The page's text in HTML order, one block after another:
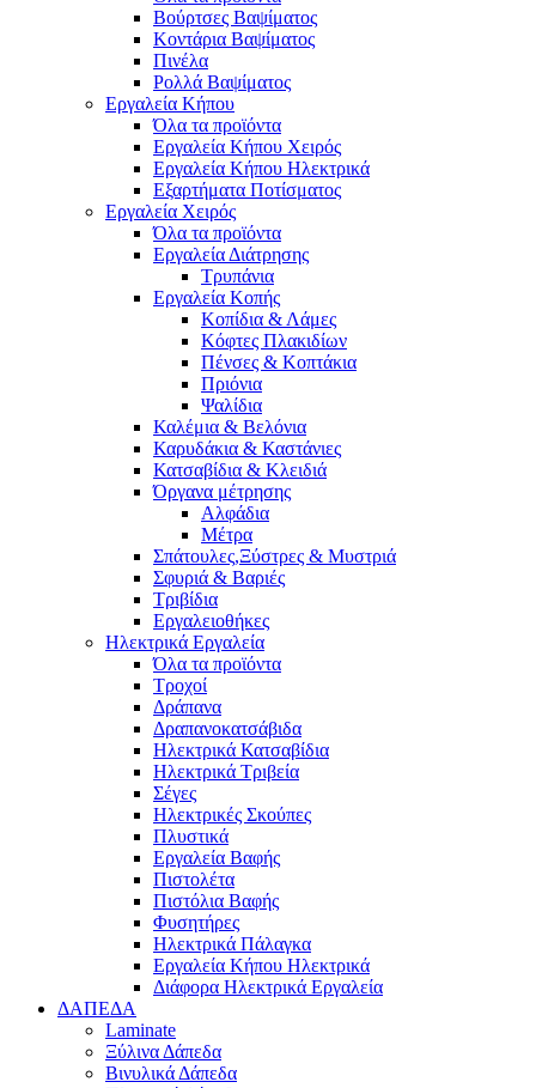
Βούρτσες Βαψίματος
Κοντάρια Βαψίματος
Πινέλα
Ρολλά Βαψίματος
Εργαλεία Κήπου
Όλα τα προϊόντα
Εργαλεία Κήπου Χειρός
Εργαλεία Κήπου Ηλεκτρικά
Εξαρτήματα Ποτίσματος
Εργαλεία Χειρός
Όλα τα προϊόντα
Εργαλεία Διάτρησης
Τρυπάνια
Εργαλεία Κοπής
Κοπίδια & Λάμες
Κόφτες Πλακιδίων
Πένσες & Κοπτάκια
Πριόνια
Ψαλίδια
Καλέμια & Βελόνια
Καρυδάκια & Καστάνιες
Κατσαβίδια & Κλειδιά
Όργανα μέτρησης
Αλφάδια
Μέτρα
Σπάτουλες,Ξύστρες & Μυστριά
Σφυριά & Βαριές
Τριβίδια
Εργαλειοθήκες
Ηλεκτρικά Εργαλεία
Όλα τα προϊόντα
Τροχοί
Δράπανα
Δραπανοκατσάβιδα
Ηλεκτρικά Κατσαβίδια
Ηλεκτρικά Τριβεία
Σέγες
Ηλεκτρικές Σκούπες
Πλυστικά
Εργαλεία Βαφής
Πιστολέτα
Πιστόλια Βαφής
Φυσητήρες
Ηλεκτρικά Πάλαγκα
Εργαλεία Κήπου Ηλεκτρικά
Διάφορα Ηλεκτρικά Εργαλεία
ΔΑΠΕΔΑ
Laminate
Ξύλινα Δάπεδα
Βινυλικά Δάπεδα